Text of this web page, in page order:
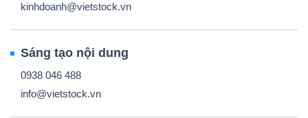
kinhdoanh@vietstock.vn
Sáng tạo nội dung
0938 046 488
info@vietstock.vn